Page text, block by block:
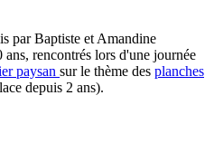
par Baptiste et Amandine
rencontrés lors d'une journée
paysan sur le thème des planches
depuis 2 ans).